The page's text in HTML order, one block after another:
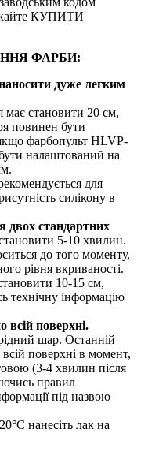
КУПИТИ
ФАРБИ:
дуже легким
має становити 20 см,
повинен бути
фарбопульт HLVP-
налаштований на
для
силікону в
двох стандартних
5-10 хвилин.
до того моменту,
рівня вкриваності.
10-15 см,
технічну інформацію
поверхні.
шар. Останній
поверхні в момент,
(3-4 хвилин після
правил
під назвою
нанесіть лак на